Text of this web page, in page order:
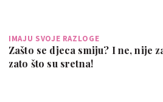
IMAJU SVOJE RAZLOGE
Zašto se djeca smiju? I ne, nije
zato što su sretna!